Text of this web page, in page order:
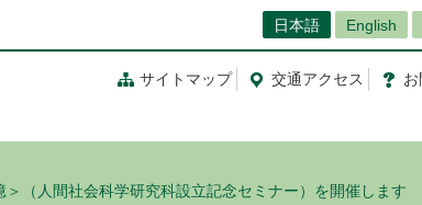
日本語 English
サイトマップ 交通アクセス お
（人間社会科学研究科設立記念セミナー）を開催します